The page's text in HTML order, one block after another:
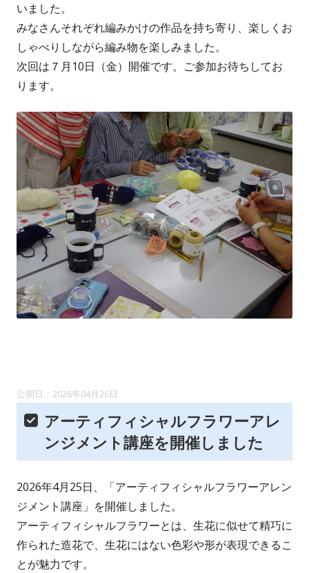
いました。
みなさんそれぞれ編みかけの作品を持ち寄り、楽しくお
しゃべりしながら編み物を楽しみました。
次回は７月10日（金）開催です。ご参加お待ちしてお
ります。
2026年04月26日
アーティフィシャルフラワーアレ
ンジメント講座を開催しました
2026年4月25日、「アーティフィシャルフラワーアレン
ジメント講座」を開催しました。
アーティフィシャルフラワーとは、生花に似せて精巧に
作られた造花で、生花にはない色彩や形が表現できるこ
とが魅力です。